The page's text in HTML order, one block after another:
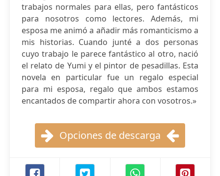
trabajos normales para ellas, pero fantásticos
para nosotros como lectores. Además, mi
esposa me animó a añadir más romanticismo a
mis historias. Cuando junté a dos personas
cuyo trabajo le parece fantástico al otro, nació
el relato de Yumi y el pintor de pesadillas. Esta
novela en particular fue un regalo especial
para mi esposa, regalo que ambos estamos
encantados de compartir ahora con vosotros.»
Opciones de descarga